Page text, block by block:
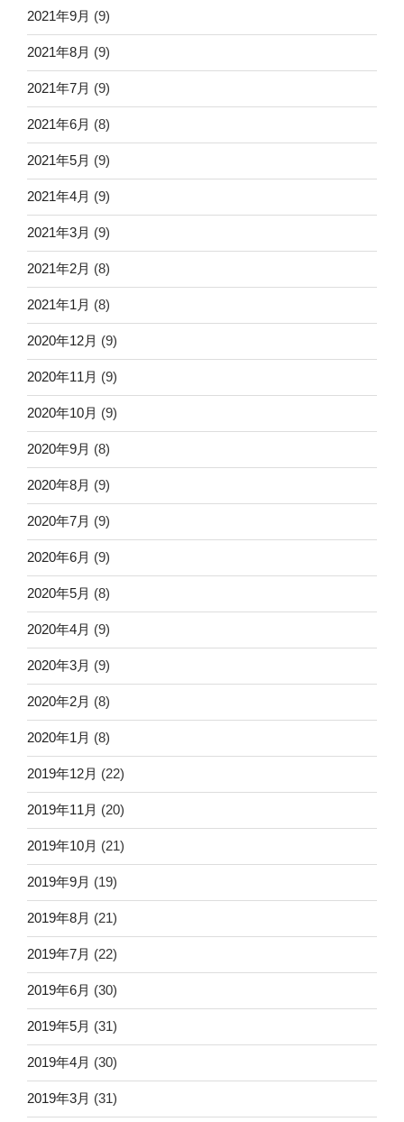
2021年9月 (9)
2021年8月 (9)
2021年7月 (9)
2021年6月 (8)
2021年5月 (9)
2021年4月 (9)
2021年3月 (9)
2021年2月 (8)
2021年1月 (8)
2020年12月 (9)
2020年11月 (9)
2020年10月 (9)
2020年9月 (8)
2020年8月 (9)
2020年7月 (9)
2020年6月 (9)
2020年5月 (8)
2020年4月 (9)
2020年3月 (9)
2020年2月 (8)
2020年1月 (8)
2019年12月 (22)
2019年11月 (20)
2019年10月 (21)
2019年9月 (19)
2019年8月 (21)
2019年7月 (22)
2019年6月 (30)
2019年5月 (31)
2019年4月 (30)
2019年3月 (31)